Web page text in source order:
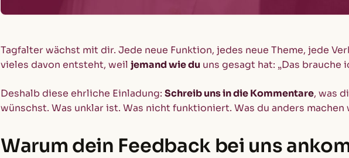
Tagfalter wächst mit dir. Jede neue Funktion, jedes neue Theme, jede
vieles davon entsteht, weil jemand wie du uns gesagt hat: „Das brauche
Deshalb diese ehrliche Einladung: Schreib uns in die Kommentare, was
wünschst. Was unklar ist. Was nicht funktioniert. Was du anders machen
Warum dein Feedback bei uns